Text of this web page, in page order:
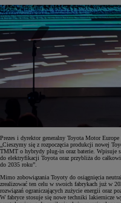
Prezes i dyrektor generalny Toyota Motor
„Cieszymy się z rozpoczęcia produkcji nowej
TMMT o hybrydy plug-in oraz baterie. Wpisuje
do elektryfikacji Toyota oraz przybliża do
do 2035 roku”.
Mimo zobowiązania Toyoty do osiągnięcia
zrealizować ten celu w swoich fabrykach już w
rozwiązań ograniczających zużycie energii oraz
W fabryce stosuje się nowe techniki lakiernicze